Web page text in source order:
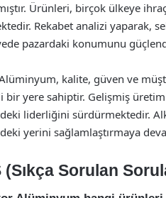
Ürünleri, birçok ülkeye
Rekabet analizi yaparak,
pazardaki konumunu
kalite, güven ve
bir yere sahiptir. Gelişmiş
liderliğini sürdürmektedir.
yerini sağlamlaştırmaya
(Sıkça Sorulan